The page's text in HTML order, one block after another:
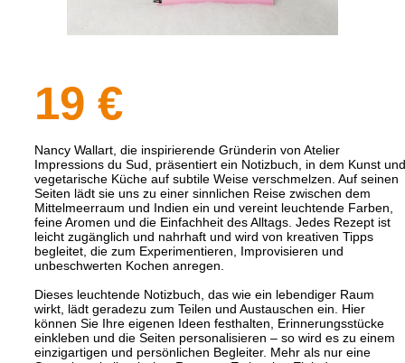
19 €
Nancy Wallart, die inspirierende Gründerin von Atelier
Impressions du Sud, präsentiert ein Notizbuch, in dem Kunst und
vegetarische Küche auf subtile Weise verschmelzen. Auf seinen
Seiten lädt sie uns zu einer sinnlichen Reise zwischen dem
Mittelmeerraum und Indien ein und vereint leuchtende Farben,
feine Aromen und die Einfachheit des Alltags. Jedes Rezept ist
leicht zugänglich und nahrhaft und wird von kreativen Tipps
begleitet, die zum Experimentieren, Improvisieren und
unbeschwerten Kochen anregen.
Dieses leuchtende Notizbuch, das wie ein lebendiger Raum
wirkt, lädt geradezu zum Teilen und Austauschen ein. Hier
können Sie Ihre eigenen Ideen festhalten, Erinnerungsstücke
einkleben und die Seiten personalisieren – so wird es zu einem
einzigartigen und persönlichen Begleiter. Mehr als nur eine